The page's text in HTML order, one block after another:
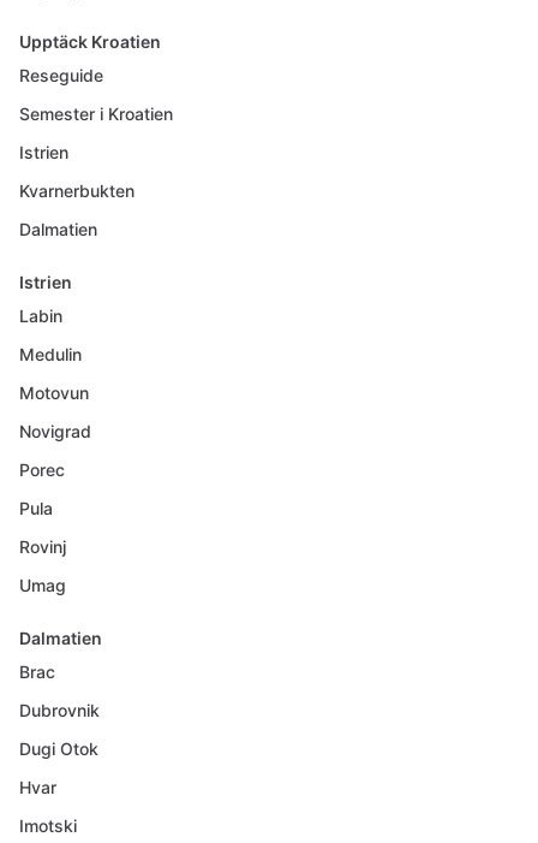
Upptäck Kroatien
Reseguide
Semester i Kroatien
Istrien
Kvarnerbukten
Dalmatien
Istrien
Labin
Medulin
Motovun
Novigrad
Porec
Pula
Rovinj
Umag
Dalmatien
Brac
Dubrovnik
Dugi Otok
Hvar
Imotski